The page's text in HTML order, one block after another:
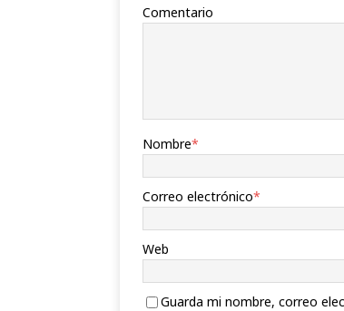
Comentario
Nombre*
Correo electrónico*
Web
Guarda mi nombre, correo